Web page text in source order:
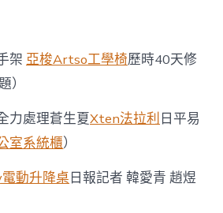
天
系
統
剪
19
架亞梭Artso工學椅歷時40天修
）
力處理蒼生夏Xten法拉利 日平易
室系統櫃）
動升降桌日報記者 韓愛青 趙煜